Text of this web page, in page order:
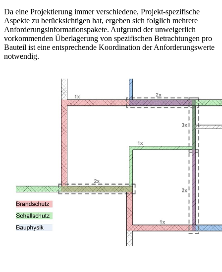
Da eine Projektierung immer verschiedene, Projekt-spezifische
Aspekte zu berücksichtigen hat, ergeben sich folglich mehrere
Anforderungsinformationspakete. Aufgrund der unweigerlich
vorkommenden Überlagerung von spezifischen Betrachtungen pro
Bauteil ist eine entsprechende Koordination der Anforderungswerte
notwendig.